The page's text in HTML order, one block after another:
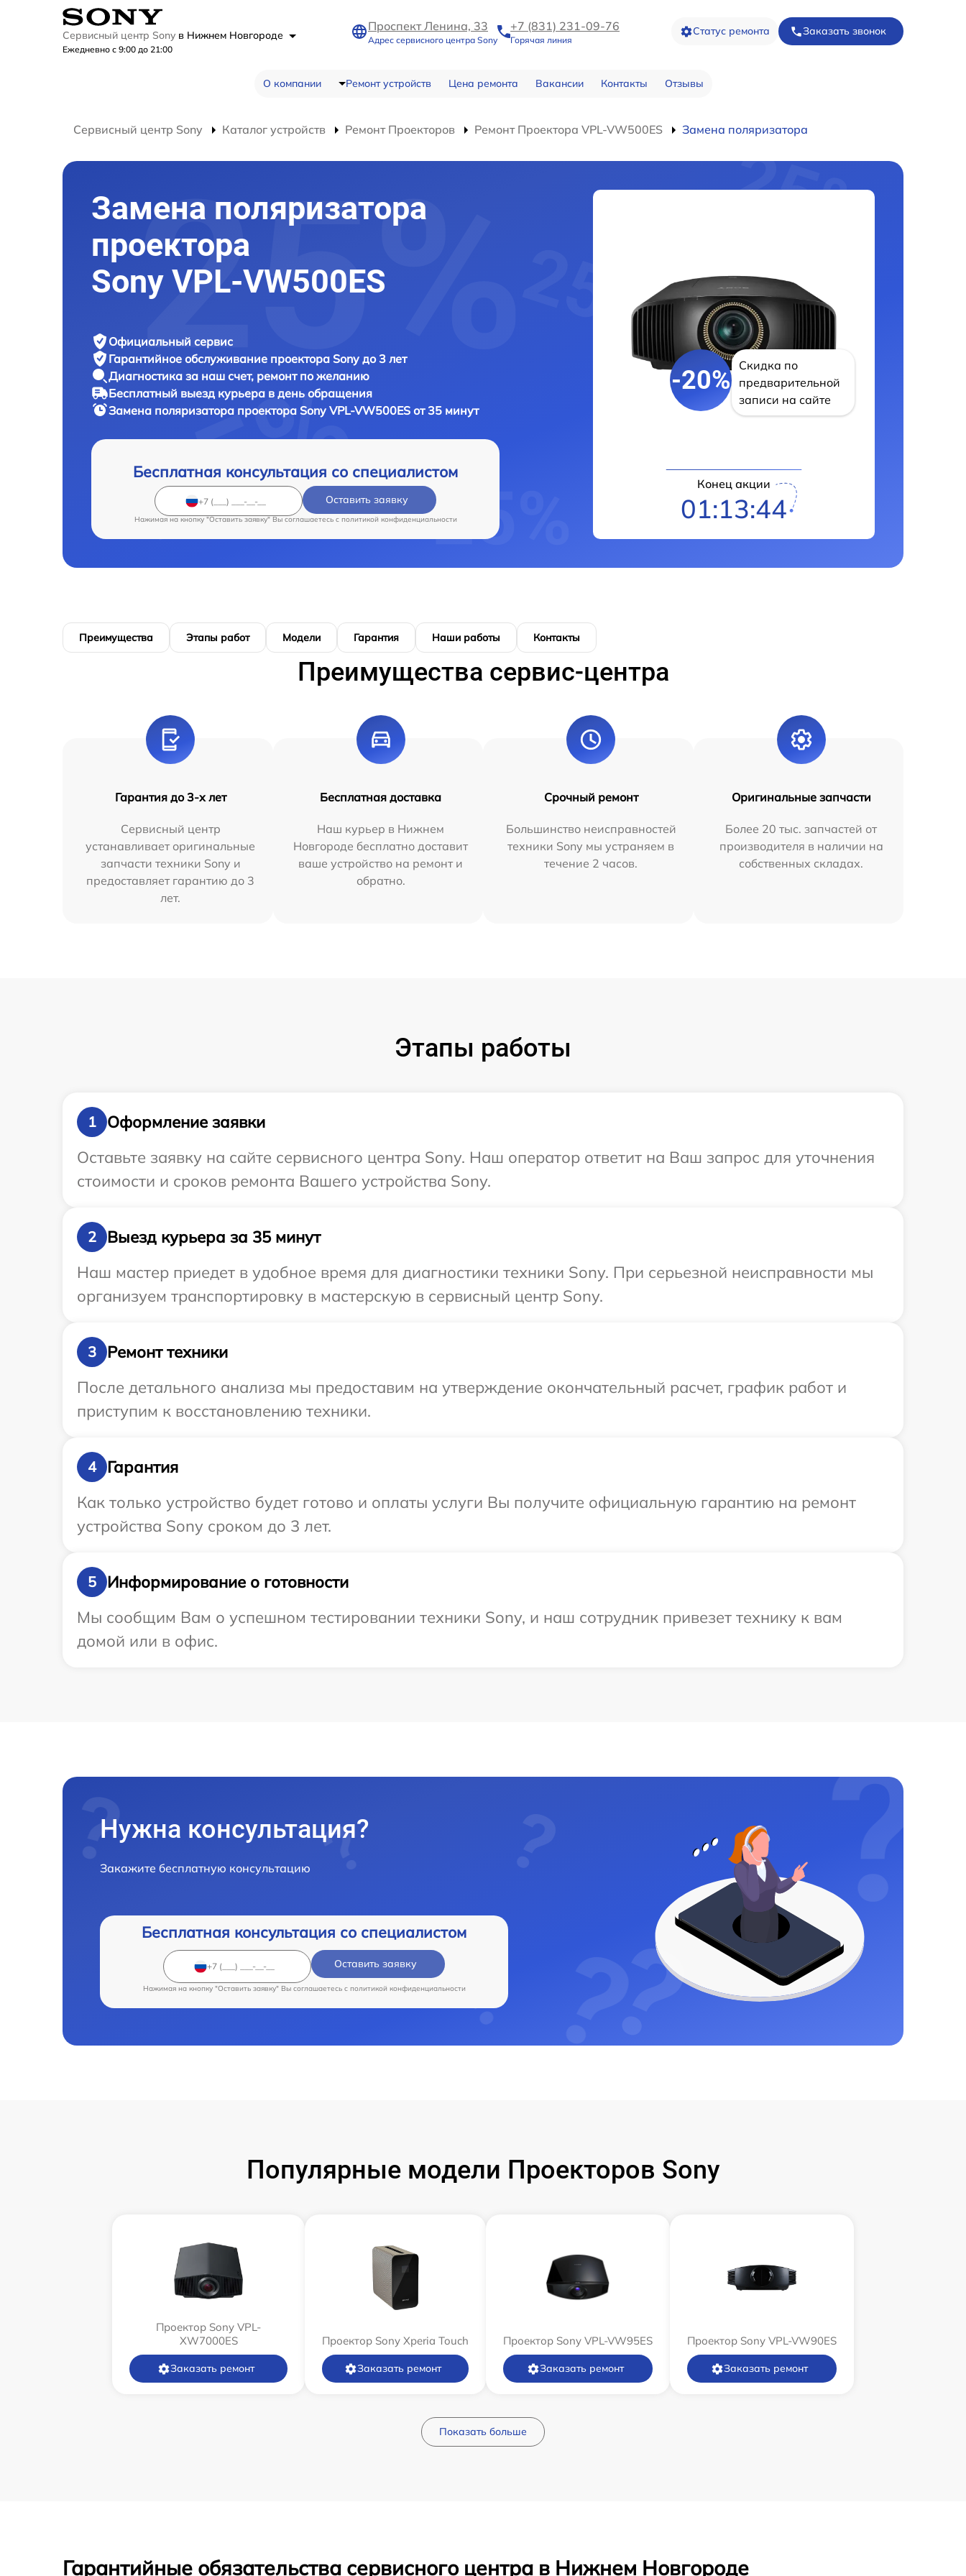
Сервисный центр Sony в Нижнем Новгороде
Ежедневно с 9:00 до 21:00
Проспект Ленина, 33
Адрес сервисного центра Sony
+7 (831) 231-09-76
Горячая линия
Статус ремонта Заказать звонок
О компании Ремонт устройств Цена ремонта Вакансии Контакты Отзывы
Сервисный центр Sony Каталог устройств Ремонт Проекторов Ремонт Проектора VPL-VW500ES Замена поляризатора
Замена поляризатора
проектора
Sony VPL-VW500ES
Официальный сервис
Гарантийное обслуживание проектора Sony до 3 лет
Диагностика за наш счет, ремонт по желанию
Бесплатный выезд курьера в день обращения
Замена поляризатора проектора Sony VPL-VW500ES от 35 минут
Бесплатная консультация со специалистом
Оставить заявку
Нажимая на кнопку "Оставить заявку" Вы соглашаетесь c политикой конфиденциальности
-20%
Скидка по
предварительной
записи на сайте
Конец акции
01:13:43
Преимущества Этапы работ Модели Гарантия Наши работы Контакты
Преимущества сервис-центра
Гарантия до 3-х лет
Сервисный центр
устанавливает оригинальные
запчасти техники Sony и
предоставляет гарантию до 3
лет.
Бесплатная доставка
Наш курьер в Нижнем
Новгороде бесплатно доставит
ваше устройство на ремонт и
обратно.
Срочный ремонт
Большинство неисправностей
техники Sony мы устраняем в
течение 2 часов.
Оригинальные запчасти
Более 20 тыс. запчастей от
производителя в наличии на
собственных складах.
Этапы работы
1
Оформление заявки
Оставьте заявку на сайте сервисного центра Sony. Наш оператор ответит на Ваш запрос для уточнения
стоимости и сроков ремонта Вашего устройства Sony.
2
Выезд курьера за 35 минут
Наш мастер приедет в удобное время для диагностики техники Sony. При серьезной неисправности мы
организуем транспортировку в мастерскую в сервисный центр Sony.
3
Ремонт техники
После детального анализа мы предоставим на утверждение окончательный расчет, график работ и
приступим к восстановлению техники.
4
Гарантия
Как только устройство будет готово и оплаты услуги Вы получите официальную гарантию на ремонт
устройства Sony сроком до 3 лет.
5
Информирование о готовности
Мы сообщим Вам о успешном тестировании техники Sony, и наш сотрудник привезет технику к вам
домой или в офис.
Нужна консультация?
Закажите бесплатную консультацию
Бесплатная консультация со специалистом
Оставить заявку
Нажимая на кнопку "Оставить заявку" Вы соглашаетесь c политикой конфиденциальности
Популярные модели Проекторов Sony
Проектор Sony VPL-
XW7000ES
Заказать ремонт
Проектор Sony Xperia Touch
Заказать ремонт
Проектор Sony VPL-VW95ES
Заказать ремонт
Проектор Sony VPL-VW90ES
Заказать ремонт
Показать больше
Гарантийные обязательства сервисного центра в Нижнем Новгороде